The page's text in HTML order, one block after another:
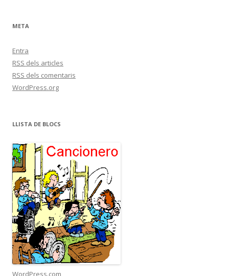
META
Entra
RSS dels articles
RSS dels comentaris
WordPress.org
LLISTA DE BLOCS
WordPress.com